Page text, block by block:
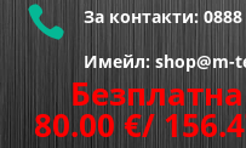
 За контакти:
Имейл: shop@m-
80.00 €/